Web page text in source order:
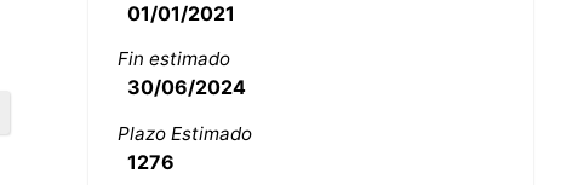
01/01/2021
Fin estimado
30/06/2024
Plazo Estimado
1276